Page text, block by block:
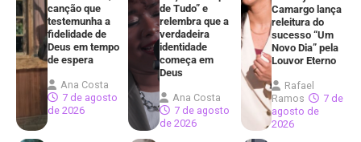
canção que
testemunha a
fidelidade de
Deus em tempo
de espera
Ana Costa
7 de agosto
de 2026
de Tudo” e
relembra que a
verdadeira
identidade
começa em
Deus
Ana Costa
7 de agosto
de 2026
Camargo lança
releitura do
sucesso “Um
Novo Dia” pela
Louvor Eterno
Rafael
Ramos
7 de
agosto de
2026